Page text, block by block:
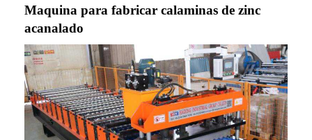
Maquina para fabricar calaminas de zinc
acanalado